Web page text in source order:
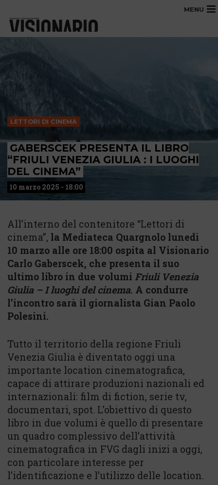
MENU
LETTORI DI CINEMA
GABERSCEK PRESENTA IL LIBRO
“FRIULI VENEZIA GIULIA : I LUOGHI
DEL CINEMA”
10 marzo 2025 - 18:00
All’interno del contenitore “Lettori di
cinema”, la Mediateca Quargnolo lunedì
10 marzo alle ore 18:00 ospita al Visionario
Carlo Gaberscek, che presenta il suo
ultimo libro in due volumi Friuli Venezia
Giulia – I luoghi del cinema. A condurre
l’incontro sarà il giornalista Gian Paolo
Polesini.
Tutto il territorio della regione Friuli
Venezia Giulia è diventato oggi una
importante location cinematografica,
capace di attirare produzioni nazionali ed
internazionali: film di fiction, serie tv,
documentari, spot. L’obiettivo di questo
libro in due volumi è quello di presentare
un quadro complessivo dell’attività
cinematografica in FVG dagli inizi a oggi,
con particolare interesse per
l’identificazione e l’utilizzo delle location.